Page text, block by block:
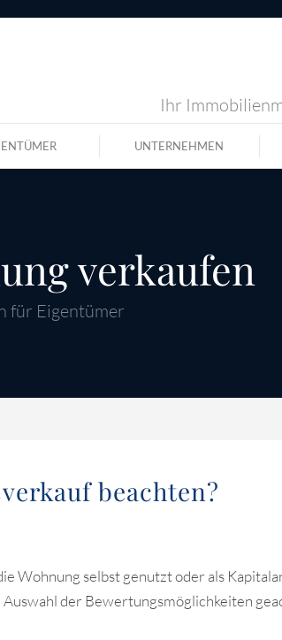
Ihr
UNTERNEHMEN
verkaufen
für Eigentümer
beachten?
Wohnung selbst genutzt oder als
der Bewertungsmöglichkeiten